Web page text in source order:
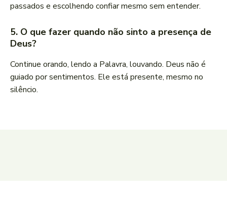
passados e escolhendo confiar mesmo sem entender.
5. O que fazer quando não sinto a presença de
Deus?
Continue orando, lendo a Palavra, louvando. Deus não é
guiado por sentimentos. Ele está presente, mesmo no
silêncio.